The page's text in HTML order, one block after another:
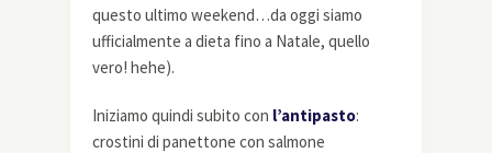
questo ultimo weekend…da oggi siamo
ufficialmente a dieta fino a Natale, quello
vero! hehe).
Iniziamo quindi subito con l’antipasto:
crostini di panettone con salmone